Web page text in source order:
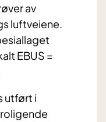
av
luftveiene.
EBUS =
utført i